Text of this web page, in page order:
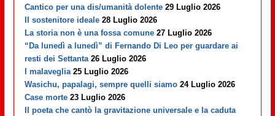
Cantico per una dis/umanità dolente 29 Luglio 2026
Il sostenitore ideale 28 Luglio 2026
La storia non è una fossa comune 27 Luglio 2026
“Da lunedì a lunedì” di Fernando Di Leo per guardare ai
resti dei Settanta 26 Luglio 2026
I malaveglia 25 Luglio 2026
Wasichu, papalagi, sempre quelli siamo 24 Luglio 2026
Case morte 23 Luglio 2026
Il poeta che cantò la gravitazione universale e la caduta